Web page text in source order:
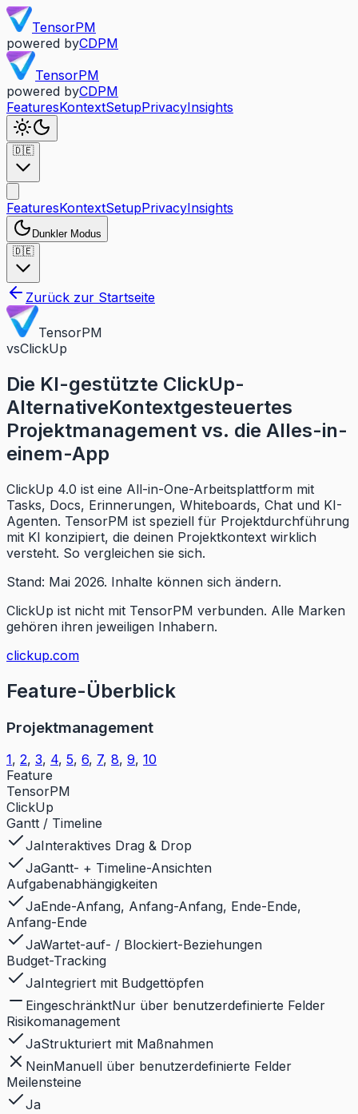
TensorPM
powered byCDPM
TensorPM
powered byCDPM
FeaturesKontextSetupPrivacyInsights
🇩🇪
FeaturesKontextSetupPrivacyInsights
Dunkler Modus
🇩🇪
Zurück zur Startseite
TensorPM
vsClickUp
Die KI-gestützte ClickUp-
AlternativeKontextgesteuertes
Projektmanagement vs. die Alles-in-
einem-App
ClickUp 4.0 ist eine All-in-One-Arbeitsplattform mit
Tasks, Docs, Erinnerungen, Whiteboards, Chat und KI-
Agenten. TensorPM ist speziell für Projektdurchführung
mit KI konzipiert, die deinen Projektkontext wirklich
versteht. So vergleichen sie sich.
Stand: Mai 2026. Inhalte können sich ändern.
ClickUp ist nicht mit TensorPM verbunden. Alle Marken
gehören ihren jeweiligen Inhabern.
clickup.com
Feature-Überblick
Projektmanagement
1, 2, 3, 4, 5, 6, 7, 8, 9, 10
Feature
TensorPM
ClickUp
Gantt / Timeline
JaInteraktives Drag & Drop
JaGantt- + Timeline-Ansichten
Aufgabenabhängigkeiten
JaEnde-Anfang, Anfang-Anfang, Ende-Ende,
Anfang-Ende
JaWartet-auf- / Blockiert-Beziehungen
Budget-Tracking
JaIntegriert mit Budgettöpfen
EingeschränktNur über benutzerdefinierte Felder
Risikomanagement
JaStrukturiert mit Maßnahmen
NeinManuell über benutzerdefinierte Felder
Meilensteine
Ja